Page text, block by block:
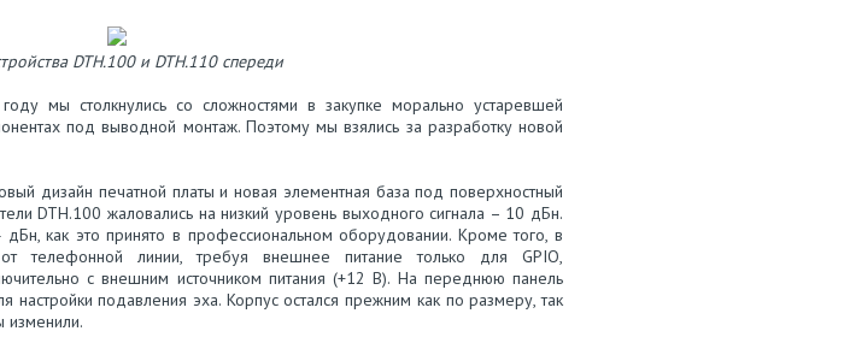
DTH.100 и DTH.110 спереди
мы столкнулись со сложностями в закупке морально устаревшей
под выводной монтаж. Поэтому мы взялись за разработку новой
дизайн печатной платы и новая элементная база под поверхностный
DTH.100 жаловались на низкий уровень выходного сигнала – 10 дБн.
как это принято в профессиональном оборудовании. Кроме того, в
телефонной линии, требуя внешнее питание только для GPIO,
с внешним источником питания (+12 В). На переднюю панель
подавления эха. Корпус остался прежним как по размеру, так
изменили.